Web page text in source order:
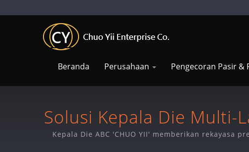
Beranda Perusahaan Pengecoran Pasir &
Solusi Kepala Die Multi-
Kepala Die ABC 'CHUO YII' memberikan